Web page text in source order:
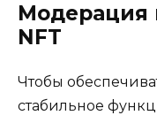
Модерация
NFT
Чтобы
стабильное